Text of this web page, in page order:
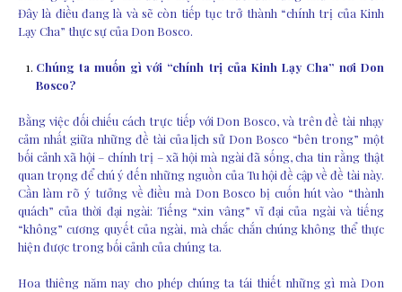
Đây là điều đang là và sẽ còn tiếp tục trở thành “chính trị của Kinh
Lạy Cha” thực sự của Don Bosco.
Chúng ta muốn gì với “chính trị của Kinh Lạy Cha” nơi Don
Bosco?
Bằng việc đối chiếu cách trực tiếp với Don Bosco, và trên đề tài nhạy
cảm nhất giữa những đề tài của lịch sử Don Bosco “bên trong” một
bối cảnh xã hội – chính trị – xã hội mà ngài đã sống, cha tin rằng thật
quan trọng để chú ý đến những nguồn của Tu hội đề cập về đề tài này.
Cần làm rõ ý tưởng về điều mà Don Bosco bị cuốn hút vào “thành
quách” của thời đại ngài: Tiếng “xin vâng” vĩ đại của ngài và tiếng
“không” cương quyết của ngài, mà chắc chắn chúng không thể thực
hiện được trong bối cảnh của chúng ta.
Hoa thiêng năm nay cho phép chúng ta tái thiết những gì mà Don